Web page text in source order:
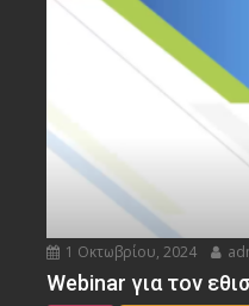
1 Οκτωβρίου, 2024
Webinar για τον